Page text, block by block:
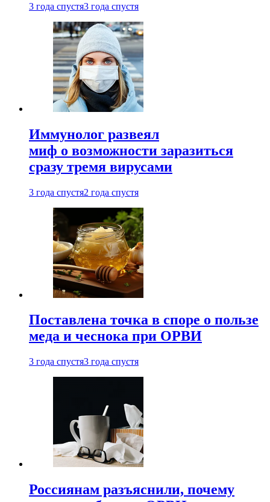
3 года спустя3 года спустя
Иммунолог развеял
миф о возможности заразиться
сразу тремя вирусами
3 года спустя2 года спустя
Поставлена точка в споре о пользе
меда и чеснока при ОРВИ
3 года спустя3 года спустя
Россиянам разъяснили, почему